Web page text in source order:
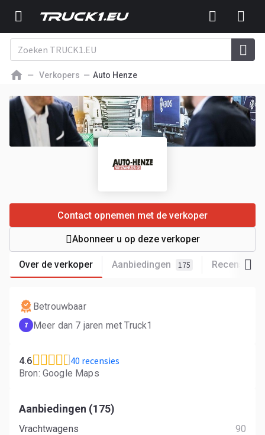
Verkopers Auto Henze
Over de verkoper Aanbiedingen 175 Recensies
Contact opnemen met de verkoper
Abonneer u op deze verkoper
Betrouwbaar
7 Meer dan 7 jaren met Truck1
4.6 40 recensies
Bron: Google Maps
Aanbiedingen (175)
Vrachtwagens
90